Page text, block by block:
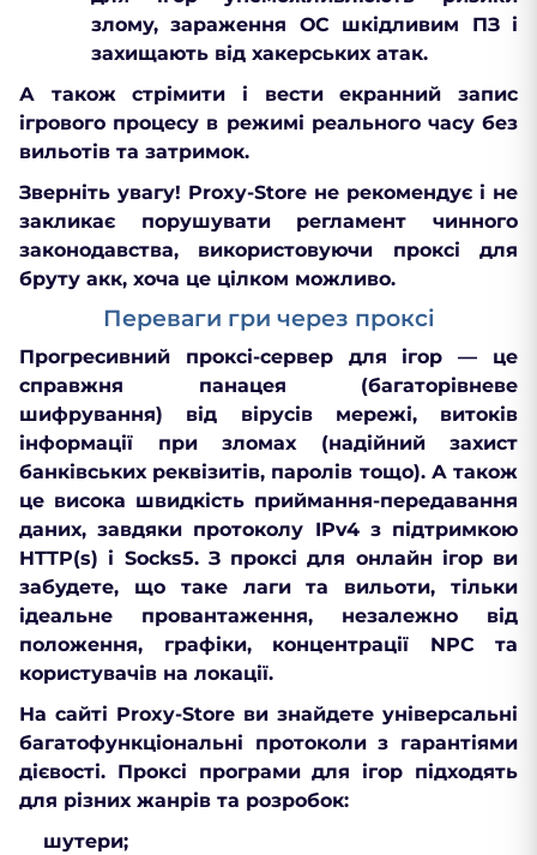
злому, зараження ОС шкідливим ПЗ і
захищають від хакерських атак.
А також стрімити і вести екранний запис
ігрового процесу в режимі реального часу без
вильотів та затримок.
Зверніть увагу! Proxy-Store не рекомендує і не
закликає порушувати регламент чинного
законодавства, використовуючи проксі для
бруту акк, хоча це цілком можливо.
Переваги гри через проксі
Прогресивний проксі-сервер для ігор — це
справжня панацея (багаторівневе
шифрування) від вірусів мережі, витоків
інформації при зломах (надійний захист
банківських реквізитів, паролів тощо). А також
це висока швидкість приймання-передавання
даних, завдяки протоколу IPv4 з підтримкою
HTTP(s) і Socks5. З проксі для онлайн ігор ви
забудете, що таке лаги та вильоти, тільки
ідеальне провантаження, незалежно від
положення, графіки, концентрації NPC та
користувачів на локації.
На сайті Proxy-Store ви знайдете універсальні
багатофункціональні протоколи з гарантіями
дієвості. Проксі програми для ігор підходять
для різних жанрів та розробок:
шутери;